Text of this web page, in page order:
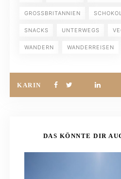
GROSSBRITANNIEN
SNACKS UNTERWEGS
WANDERN WANDERREISEN
KARIN
DAS KÖNNTE DIR